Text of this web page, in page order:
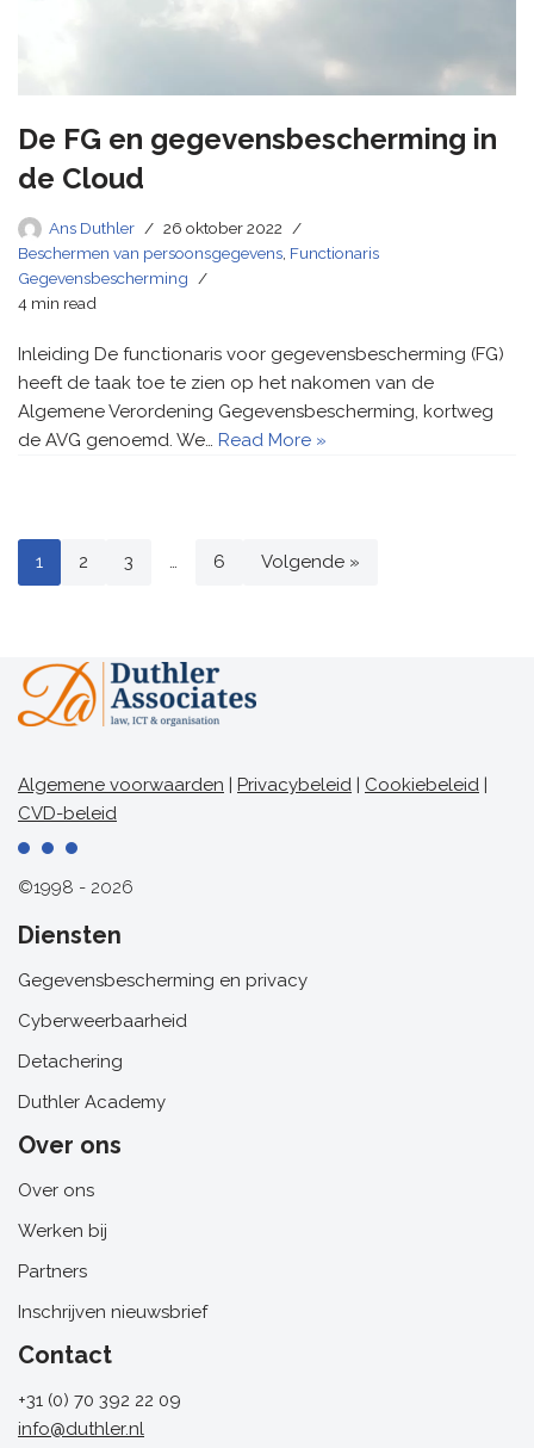
De FG en gegevensbescherming in
de Cloud
Ans Duthler
26 oktober 2022
Beschermen van persoonsgegevens, Functionaris
Gegevensbescherming
4 min read
Inleiding De functionaris voor gegevensbescherming (FG)
heeft de taak toe te zien op het nakomen van de
Algemene Verordening Gegevensbescherming, kortweg
de AVG genoemd. We… Read More »
1 2 3 … 6 Volgende »
Algemene voorwaarden | Privacybeleid | Cookiebeleid |
CVD-beleid
©1998 - 2026
Diensten
Gegevensbescherming en privacy
Cyberweerbaarheid
Detachering
Duthler Academy
Over ons
Over ons
Werken bij
Partners
Inschrijven nieuwsbrief
Contact
+31 (0) 70 392 22 09
info@duthler.nl